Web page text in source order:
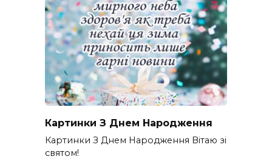
Картинки З Днем Народження
Картинки З Днем Народження Вітаю зі
святом!